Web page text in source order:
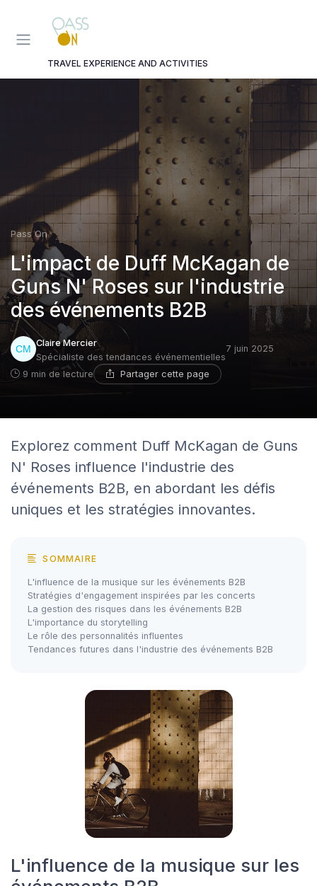
TRAVEL EXPERIENCE AND ACTIVITIES
Pass On
L'impact de Duff McKagan de
Guns N' Roses sur l'industrie
des événements B2B
Claire Mercier
Spécialiste des tendances événementielles
7 juin 2025
9 min de lecture Partager cette page
Explorez comment Duff McKagan de Guns
N' Roses influence l'industrie des
événements B2B, en abordant les défis
uniques et les stratégies innovantes.
SOMMAIRE
L'influence de la musique sur les événements B2B
Stratégies d'engagement inspirées par les concerts
La gestion des risques dans les événements B2B
L'importance du storytelling
Le rôle des personnalités influentes
Tendances futures dans l'industrie des événements B2B
L'influence de la musique sur les